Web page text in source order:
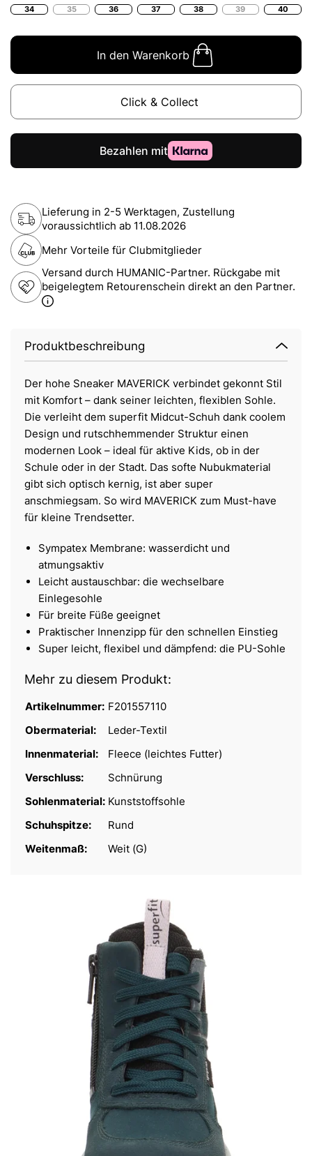
34
35 36 37 38 39 40
In den Warenkorb
Click & Collect
Lieferung in 2-5 Werktagen, Zustellung
voraussichtlich ab 11.08.2026
Mehr Vorteile für Clubmitglieder
Versand durch HUMANIC-Partner. Rückgabe mit
beigelegtem Retourenschein direkt an den Partner.
Produktbeschreibung
Der hohe Sneaker MAVERICK verbindet gekonnt Stil
mit Komfort – dank seiner leichten, flexiblen Sohle.
Die verleiht dem superfit Midcut-Schuh dank coolem
Design und rutschhemmender Struktur einen
modernen Look – ideal für aktive Kids, ob in der
Schule oder in der Stadt. Das softe Nubukmaterial
gibt sich optisch kernig, ist aber super
anschmiegsam. So wird MAVERICK zum Must-have
für kleine Trendsetter.
Sympatex Membrane: wasserdicht und
atmungsaktiv
Leicht austauschbar: die wechselbare
Einlegesohle
Für breite Füße geeignet
Praktischer Innenzipp für den schnellen Einstieg
Super leicht, flexibel und dämpfend: die PU-Sohle
Mehr zu diesem Produkt:
Artikelnummer: F201557110
Obermaterial:
Leder-Textil
Innenmaterial:
Fleece (leichtes Futter)
Verschluss:
Schnürung
Sohlenmaterial: Kunststoffsohle
Schuhspitze:
Rund
Weitenmaß:
Weit (G)